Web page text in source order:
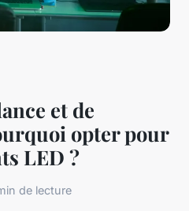
et de
opter pour
LED ?
de lecture